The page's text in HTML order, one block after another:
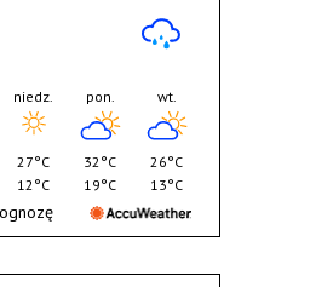
niedz.
27°C
12°C
pon.
32°C
19°C
wt.
26°C
13°C